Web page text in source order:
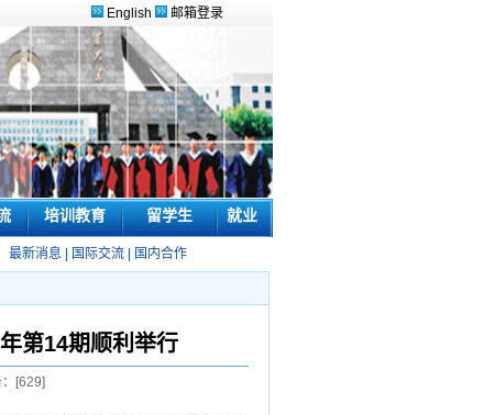
English 邮箱登录
培训教育 留学生 就业
最新消息 国际交流 国内合作
第14期顺利举行
[629]